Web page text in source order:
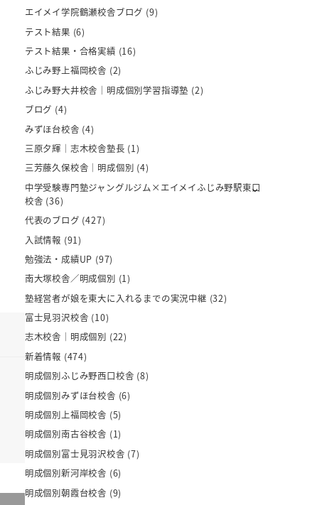
エイメイ学院鶴瀬校舎ブログ (9)
テスト結果 (6)
テスト結果・合格実績 (16)
ふじみ野上福岡校舎 (2)
ふじみ野大井校舎｜明成個別学習指導塾 (2)
ブログ (4)
みずほ台校舎 (4)
三原夕輝｜志木校舎塾長 (1)
三芳藤久保校舎｜明成個別 (4)
中学受験専門塾ジャングルジム×エイメイふじみ野駅東口
校舎 (36)
代表のブログ (427)
入試情報 (91)
勉強法・成績UP (97)
南大塚校舎／明成個別 (1)
塾経営者が娘を東大に入れるまでの実況中継 (32)
富士見羽沢校舎 (10)
志木校舎｜明成個別 (22)
新着情報 (474)
明成個別ふじみ野西口校舎 (8)
明成個別みずほ台校舎 (6)
明成個別上福岡校舎 (5)
明成個別南古谷校舎 (1)
明成個別富士見羽沢校舎 (7)
明成個別新河岸校舎 (6)
明成個別朝霞台校舎 (9)